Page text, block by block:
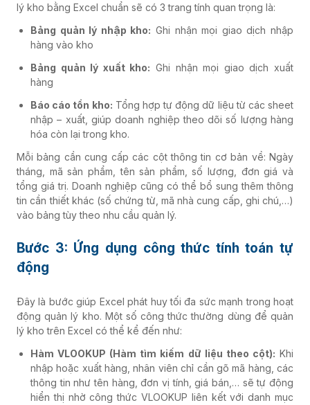
lý kho bằng Excel chuẩn sẽ có 3 trang tính quan trọng là:
Bảng quản lý nhập kho: Ghi nhận mọi giao dịch nhập
hàng vào kho
Bảng quản lý xuất kho: Ghi nhận mọi giao dịch xuất
hàng
Báo cáo tồn kho: Tổng hợp tự động dữ liệu từ các sheet
nhập – xuất, giúp doanh nghiệp theo dõi số lượng hàng
hóa còn lại trong kho.
Mỗi bảng cần cung cấp các cột thông tin cơ bản về: Ngày
tháng, mã sản phẩm, tên sản phẩm, số lượng, đơn giá và
tổng giá trị. Doanh nghiệp cũng có thể bổ sung thêm thông
tin cần thiết khác (số chứng từ, mã nhà cung cấp, ghi chú,…)
vào bảng tùy theo nhu cầu quản lý.
Bước 3: Ứng dụng công thức tính toán tự
động
Đây là bước giúp Excel phát huy tối đa sức mạnh trong hoạt
động quản lý kho. Một số công thức thường dùng để quản
lý kho trên Excel có thể kể đến như:
Hàm VLOOKUP (Hàm tìm kiếm dữ liệu theo cột): Khi
nhập hoặc xuất hàng, nhân viên chỉ cần gõ mã hàng, các
thông tin như tên hàng, đơn vị tính, giá bán,… sẽ tự động
hiển thị nhờ công thức VLOOKUP liên kết với danh mục